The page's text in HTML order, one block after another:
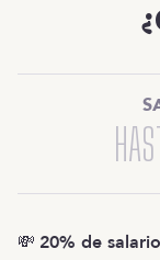
💸 20% de